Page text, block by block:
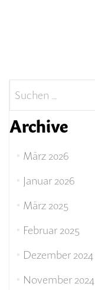
nach:
Archive
März 2026
Januar 2026
März 2025
Februar 2025
Dezember 2024
November 2024